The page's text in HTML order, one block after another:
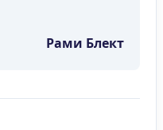
Рами Блект